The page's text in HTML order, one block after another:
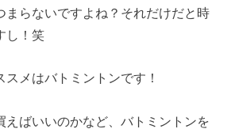
まらないですよね？それだけだと時
し！笑
メはバトミントンです！
えばいいのかなど、バトミントンを